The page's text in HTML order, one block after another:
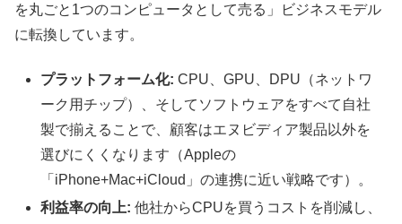
を丸ごと1つのコンピュータとして売る」ビジネスモデル
に転換しています。
プラットフォーム化: CPU、GPU、DPU（ネットワ
ーク用チップ）、そしてソフトウェアをすべて自社
製で揃えることで、顧客はエヌビディア製品以外を
選びにくくなります（Appleの
「iPhone+Mac+iCloud」の連携に近い戦略です）。
利益率の向上: 他社からCPUを買うコストを削減し、